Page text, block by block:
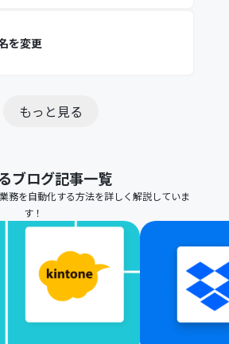
を変更
もっと見る
ブログ記事一覧
務を自動化する方法を詳しく解説していま
す！